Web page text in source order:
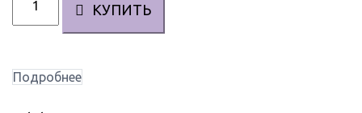
Salon
Professional
Realplex
Средство
КУПИТЬ
Подробнее